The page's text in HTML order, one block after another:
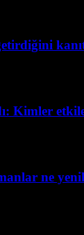
Kimler
ne